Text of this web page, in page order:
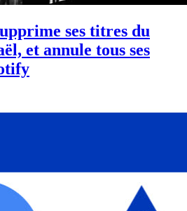
ses titres du
et annule tous ses